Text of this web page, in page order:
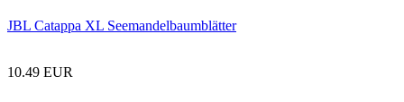
JBL Catappa XL Seemandelbaumblätter
10.49 EUR